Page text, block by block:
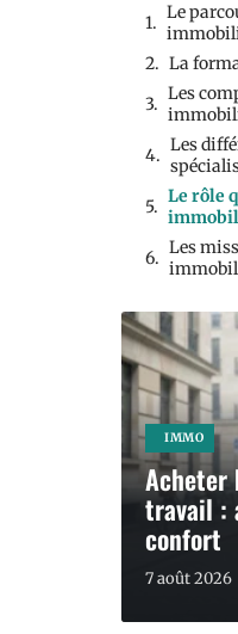
Le
La
Les
Les
Le rôle
Les
IMMO
Acheter
travail :
confort
7 août 2026